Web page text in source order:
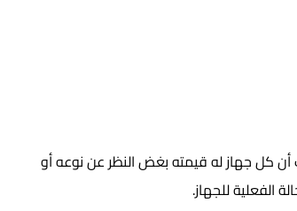
كل جهاز له قيمته بغض النظر عن نوعه أو
للجهاز.